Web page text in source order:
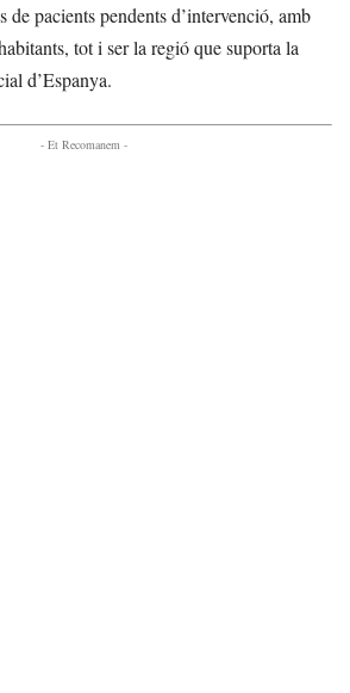
de pacients pendents d’intervenció, amb
tot i ser la regió que suporta la
d’Espanya.
- Et Recomanem -